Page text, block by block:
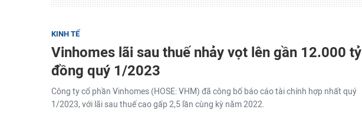
KINH TẾ
Vinhomes lãi sau thuế nhảy vọt lên gần 12.000 tỷ
đồng quý 1/2023
Công ty cổ phần Vinhomes (HOSE: VHM) đã công bố báo cáo tài chính hợp nhất quý
1/2023, với lãi sau thuế cao gấp 2,5 lần cùng kỳ năm 2022.